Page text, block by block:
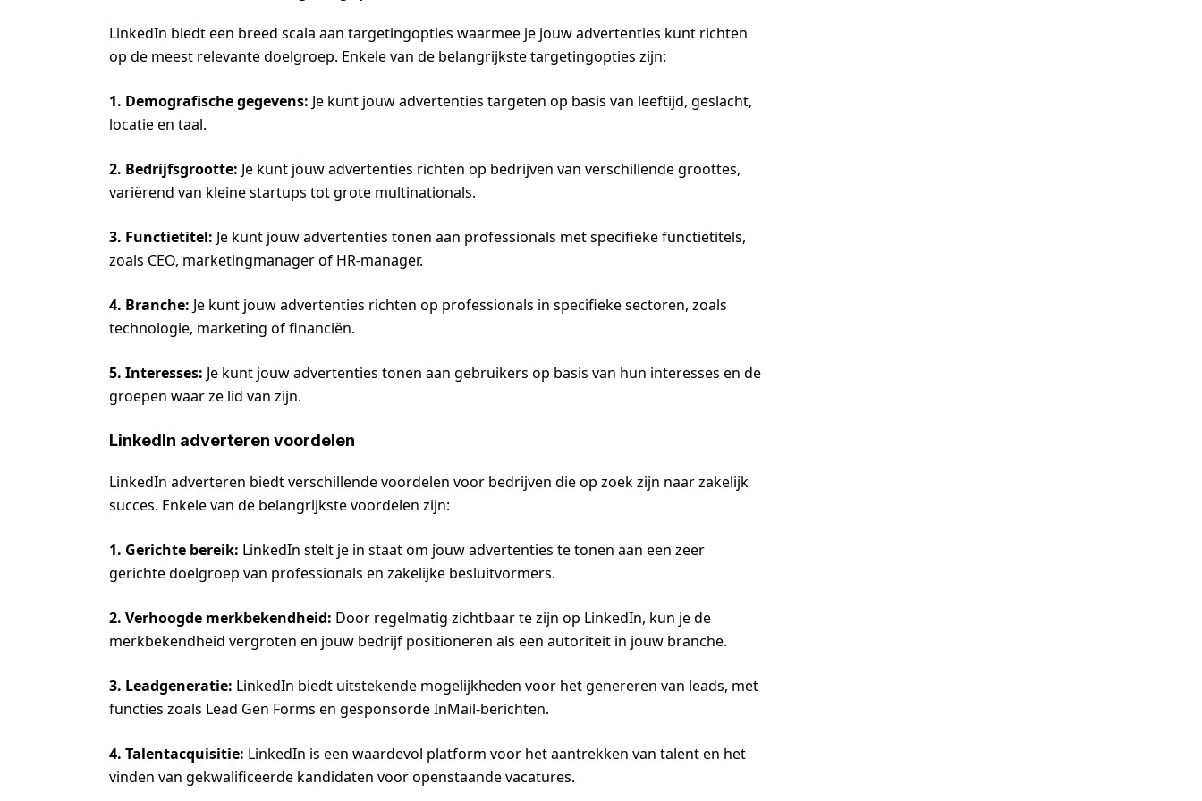
LinkedIn biedt een breed scala aan targetingopties waarmee je jouw advertenties kunt richten
op de meest relevante doelgroep. Enkele van de belangrijkste targetingopties zijn:
1. Demografische gegevens: Je kunt jouw advertenties targeten op basis van leeftijd, geslacht,
locatie en taal.
2. Bedrijfsgrootte: Je kunt jouw advertenties richten op bedrijven van verschillende groottes,
variërend van kleine startups tot grote multinationals.
3. Functietitel: Je kunt jouw advertenties tonen aan professionals met specifieke functietitels,
zoals CEO, marketingmanager of HR-manager.
4. Branche: Je kunt jouw advertenties richten op professionals in specifieke sectoren, zoals
technologie, marketing of financiën.
5. Interesses: Je kunt jouw advertenties tonen aan gebruikers op basis van hun interesses en de
groepen waar ze lid van zijn.
LinkedIn adverteren voordelen
LinkedIn adverteren biedt verschillende voordelen voor bedrijven die op zoek zijn naar zakelijk
succes. Enkele van de belangrijkste voordelen zijn:
1. Gerichte bereik: LinkedIn stelt je in staat om jouw advertenties te tonen aan een zeer
gerichte doelgroep van professionals en zakelijke besluitvormers.
2. Verhoogde merkbekendheid: Door regelmatig zichtbaar te zijn op LinkedIn, kun je de
merkbekendheid vergroten en jouw bedrijf positioneren als een autoriteit in jouw branche.
3. Leadgeneratie: LinkedIn biedt uitstekende mogelijkheden voor het genereren van leads, met
functies zoals Lead Gen Forms en gesponsorde InMail-berichten.
4. Talentacquisitie: LinkedIn is een waardevol platform voor het aantrekken van talent en het
vinden van gekwalificeerde kandidaten voor openstaande vacatures.